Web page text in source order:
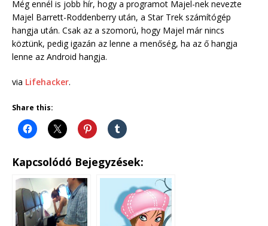
Még ennél is jobb hír, hogy a programot Majel-nek nevezte
Majel Barrett-Roddenberry után, a Star Trek számítógép
hangja után. Csak az a szomorú, hogy Majel már nincs
köztünk, pedig igazán az lenne a menőség, ha az ő hangja
lenne az Android hangja.
via Lifehacker.
Share this:
Kapcsolódó Bejegyzések: